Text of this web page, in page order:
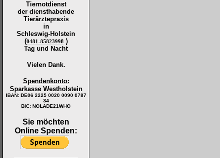
Tiernotdienst
der diensthabende
Tierärztepraxis
in
Schleswig-Holstein
(0481-85823998 )
Tag und Nacht
Vielen Dank.
Spendenkonto:
Sparkasse Westholstein
IBAN: DE06 2225 0020 0090 0787
34
BIC: NOLADE21WHO
Sie möchten
Online Spenden: